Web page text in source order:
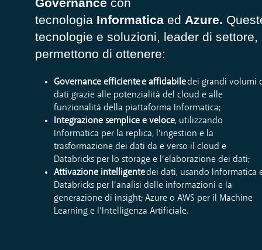
Governance con
tecnologia Informatica ed Azure.
tecnologie e soluzioni, leader di settore,
permettono di ottenere:
Governance efficientee affidabiledei grandi volumi
dati grazie alle potenzialità del cloud e alle
funzionalità della piattaforma Informatica;
Integrazione semplice e veloce, utilizzando
Informatica per la replica, l’ingestion e la
trasformazione dei dati da e verso il cloud e
Databricks per lo storage e l’elaborazione dei dati;
Attivazione intelligentedei dati, usando Informatica
Databricks per l’analisi delle informazioni e la
generazione di insight; Azure o AWS per il Machine
Learning e l’Intelligenza Artificiale.